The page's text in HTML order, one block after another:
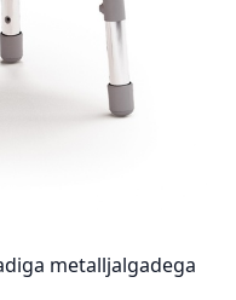
metalljalgadega